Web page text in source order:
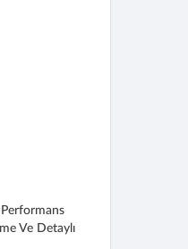
Ve Detaylı